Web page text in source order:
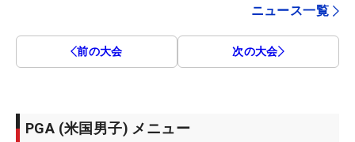
ニュース一覧
前の大会 次の大会
PGA (米国男子) メニュー